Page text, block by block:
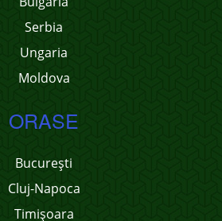
Serbia
Ungaria
Moldova
ORASE
București
Cluj-Napoca
Timișoara